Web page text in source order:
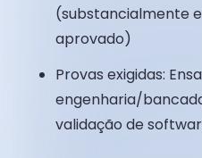
(substancialmente
aprovado)
Provas exigidas:
engenharia/
validação de